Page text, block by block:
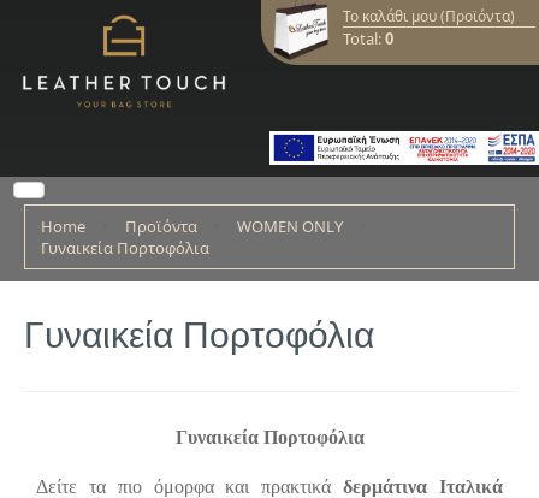
Το καλάθι μου (Προϊόντα)
Total:0
Home Προϊόντα
WOMEN ONLY
Γυναικεία Πορτοφόλια
Γυναικεία Πορτοφόλια
Γυναικεία Πορτοφόλια
Δείτε τα πιο όμορφα και πρακτικάδερμάτινα Ιταλικά